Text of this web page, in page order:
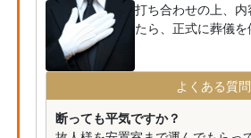
打ち合わせの上、
たら、正式に葬儀を
よくある質問
断っても平気ですか？